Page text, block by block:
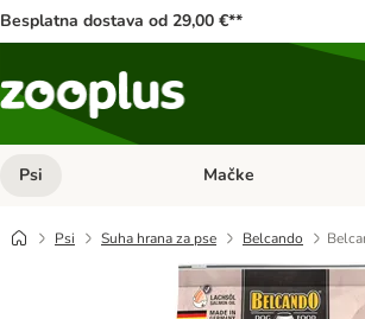
Besplatna dostava od 29,00 €**
Psi Pregled kategorija: Psi
Mačke
Psi Suha hrana za pse Belcando